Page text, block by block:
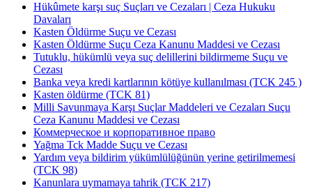
Hükûmete karşı suç Suçları ve Cezaları | Ceza Hukuku
Davaları
Kasten Öldürme Suçu ve Cezası
Kasten Öldürme Suçu Ceza Kanunu Maddesi ve Cezası
Tutuklu, hükümlü veya suç delillerini bildirmeme Suçu ve
Cezası
Banka veya kredi kartlarının kötüye kullanılması (TCK 245 )
Kasten öldürme (TCK 81)
Milli Savunmaya Karşı Suçlar Maddeleri ve Cezaları Suçu
Ceza Kanunu Maddesi ve Cezası
Коммерческое и корпоративное право
Yağma Tck Madde Suçu ve Cezası
Yardım veya bildirim yükümlülüğünün yerine getirilmemesi
(TCK 98)
Kanunlara uymamaya tahrik (TCK 217)